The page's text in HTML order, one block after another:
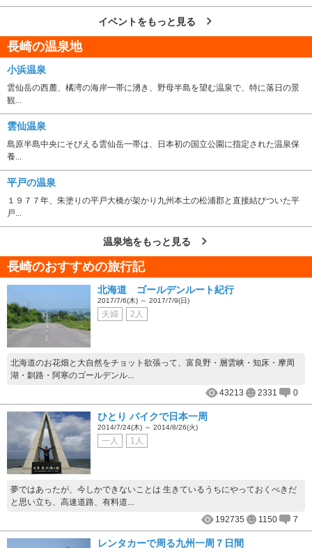
イベントをもっと見る
長崎の温泉地
小浜温泉
雲仙岳の西麓、橘湾の海岸一帯に湧き、野母半島を望む温泉で、特に落日の景
観...
雲仙温泉
島原半島中央にそびえる雲仙岳一帯は、日本初の国立公園に指定された温泉保
養...
平戸の温泉
１９７７年、朱塗りの平戸大橋が架かり九州本土の松浦郡と直接結びついた平
戸...
温泉地をもっと見る
長崎のおすすめの旅行記
北海道 ゴールデンルート紀行
2017/7/6(木) ～ 2017/7/9(日)
夫婦 2人
北海道のお花畑と大自然をチョット欲張って、富良野・層雲峡・知床・摩周
湖・釧路・阿寒のゴールデンル...
43213
2331 0
ひとり バイクで日本一周
2014/7/24(木) ～ 2014/8/26(火)
一人 1人
夢ではあったが、今しかできないことは 生きているうちにやっておくべきだ
と思い立ち、高速道路、有料道...
192735
1150 7
レンタカーで周る九州一周７日間